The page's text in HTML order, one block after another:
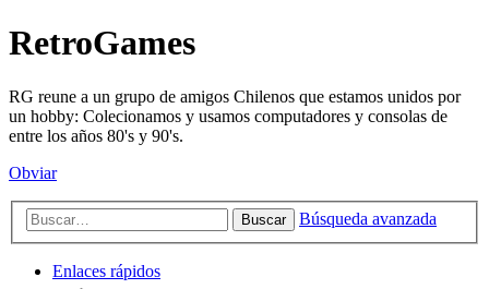
RetroGames
RG reune a un grupo de amigos Chilenos que estamos unidos por
un hobby: Colecionamos y usamos computadores y consolas de
entre los años 80's y 90's.
Obviar
Buscar Búsqueda avanzada
Enlaces rápidos